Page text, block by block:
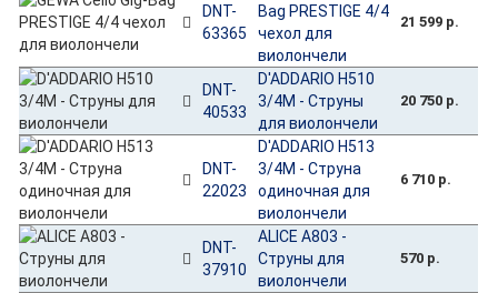
DNT-
63365
Bag PRESTIGE 4/4
чехол для
виолончели
21 599 р.
DNT-
40533
D'ADDARIO H510
3/4M - Струны
для виолончели
20 750 р.
DNT-
22023
D'ADDARIO H513
3/4M - Струна
одиночная для
виолончели
6 710 р.
DNT-
37910
ALICE A803 -
Струны для
виолончели
570 р.